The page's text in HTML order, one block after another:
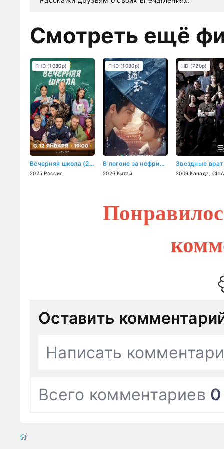
Смотреть ещё
Вечерняя школа (2025)
2025 ,Россия
FHD (1080p)
В погоне за нефритом (2026)
2026 ,Китай
FHD (1080p)
2009 ,Канада
HD (720p)
Оставить
Написать
Всего комментариев 0